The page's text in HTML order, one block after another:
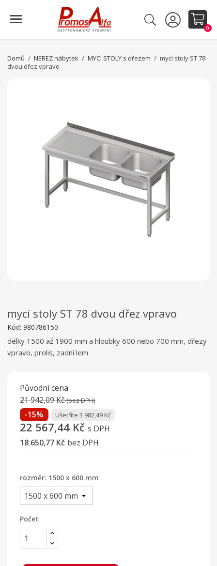
0
Domů NEREZ nábytek MYCÍ STOLY s dřezem
mycí stoly ST 78
dvou dřez vpravo
mycí stoly ST 78 dvou dřez vpravo
Kód: 980786150
délky 1500 až 1900 mm a hloubky 600 nebo 700 mm, dřezy
vpravo, prolis, zadní lem
Původní cena:
21 942,09 Kč(bez DPH)
-15% Ušetříte 3 982,49 Kč
22 567,44 Kč s DPH
18 650,77 Kč bez DPH
rozměr: 1500 x 600 mm
Počet